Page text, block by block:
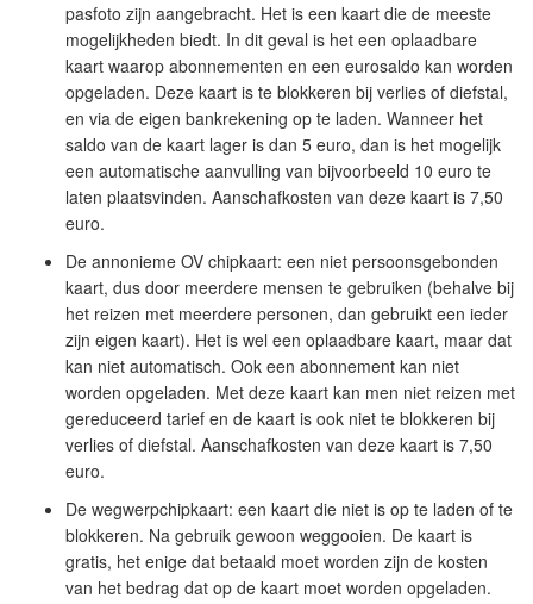
pasfoto zijn aangebracht. Het is een kaart die de meeste
mogelijkheden biedt. In dit geval is het een oplaadbare
kaart waarop abonnementen en een eurosaldo kan worden
opgeladen. Deze kaart is te blokkeren bij verlies of diefstal,
en via de eigen bankrekening op te laden. Wanneer het
saldo van de kaart lager is dan 5 euro, dan is het mogelijk
een automatische aanvulling van bijvoorbeeld 10 euro te
laten plaatsvinden. Aanschafkosten van deze kaart is 7,50
euro.
De annonieme OV chipkaart: een niet persoonsgebonden
kaart, dus door meerdere mensen te gebruiken (behalve bij
het reizen met meerdere personen, dan gebruikt een ieder
zijn eigen kaart). Het is wel een oplaadbare kaart, maar dat
kan niet automatisch. Ook een abonnement kan niet
worden opgeladen. Met deze kaart kan men niet reizen met
gereduceerd tarief en de kaart is ook niet te blokkeren bij
verlies of diefstal. Aanschafkosten van deze kaart is 7,50
euro.
De wegwerpchipkaart: een kaart die niet is op te laden of te
blokkeren. Na gebruik gewoon weggooien. De kaart is
gratis, het enige dat betaald moet worden zijn de kosten
van het bedrag dat op de kaart moet worden opgeladen.